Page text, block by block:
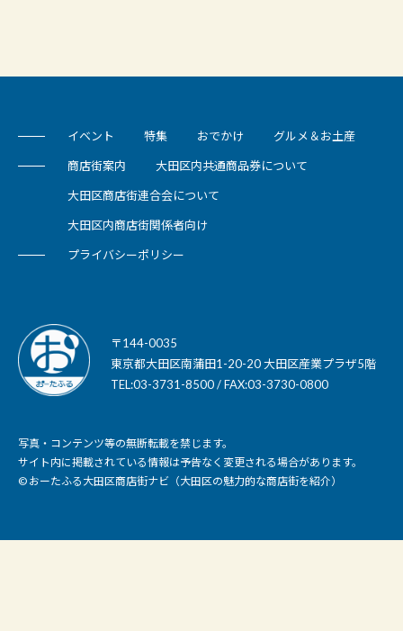
イベント 特集 おでかけ グルメ＆お土産
商店街案内 大田区内共通商品券について
大田区商店街連合会について
大田区内商店街関係者向け
プライバシーポリシー
〒144-0035
東京都大田区南蒲田1-20-20 大田区産業プラザ5階
TEL:03-3731-8500 / FAX:03-3730-0800
写真・コンテンツ等の無断転載を禁じます。
サイト内に掲載されている情報は予告なく変更される場合があります。
© おーたふる大田区商店街ナビ（大田区の魅力的な商店街を紹介）